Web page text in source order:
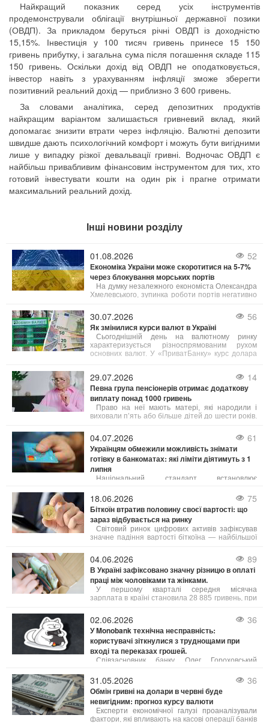
Найкращий показник серед усіх інструментів
продемонстрували облігації внутрішньої державної позики
(ОВДП). За прикладом беруться річні ОВДП із доходністю
15,15%. Інвестиція у 100 тисяч гривень принесе 15 150
гривень прибутку, і загальна сума після погашення складе 115
150 гривень. Оскільки дохід від ОВДП не оподатковується,
інвестор навіть з урахуванням інфляції зможе зберегти
позитивний реальний дохід — приблизно 3 600 гривень.
За словами аналітика, серед депозитних продуктів
найкращим варіантом залишається гривневий вклад, який
допомагає знизити втрати через інфляцію. Валютні депозити
швидше дають психологічний комфорт і можуть бути вигідними
лише у випадку різкої девальвації гривні. Водночас ОВДП є
найбільш привабливим фінансовим інструментом для тих, хто
готовий інвестувати кошти на один рік і прагне отримати
максимальний реальний дохід.
Інші новини розділу
01.08.2026 52
Економіка України може скоротитися на 5-7%
через блокування морських портів
На думку незалежного економіста Олександра
Хмелевського, зупинка роботи портів негативно
країни, що призведе до зменшення бюджетних
надходжень та зниження добробуту населення.
30.07.2026 56
Як змінилися курси валют в Україні
Сьогоднішній день на валютному ринку
характеризується різноспрямованим рухом
основних валют. У «ПриватБанку» курс долара
зафіксувавшись на позначці 45,05 грн.
29.07.2026 14
Певна група пенсіонерів отримає додаткову
виплату понад 1000 гривень
Право на неї мають матері, які народили і
виховали п’ять або більше дітей до шести років.
Каналі, під вихованням розуміють як рідних, так і
усиновлених дітей.
04.07.2026 61
Українцям обмежили можливість знімати
готівку в банкоматах: які ліміти діятимуть з 1
липня
Національний стандарт встановлює
тисяч гривень з одного банківського рахунку. Це
обмеження стосується як операцій через
банкомати, так і отримання грошей у касах
банків.
18.06.2026 75
Біткоїн втратив половину своєї вартості: що
зараз відбувається на ринку
Світовий ринок цифрових активів зафіксував
значне падіння вартості біткоїна — найбільшої
своїм абсолютним рекордом, встановленим 5
жовтня 2025 року на рівні 125 245,57 доларів,
ціна біткоїна знизилася вдвічі і наблизилася до
важливої психологічної межі.
04.06.2026 89
В Україні зафіксовано значну різницю в оплаті
праці між чоловіками та жінками.
У першому кварталі середня місячна
зарплата в країні становила 28 885 гривень, при
007 гривень більше за жінок. Зокрема, середня
зарплата чоловіків складала 33 798 грн, а жінок
– 24 791 грн.
02.06.2026 36
У Monobank технічна несправність:
користувачі зіткнулися з труднощами при
вході та переказах грошей.
Співзасновник банку Олег Гороховський
спеціалісти вже працюють над її усуненням. "У
нас технічний збій,
31.05.2026 36
Обмін гривні на долари в червні буде
невигідним: прогноз курсу валюти
Експерти економічної галузі проаналізували
фактори, які впливають на касові операції банків